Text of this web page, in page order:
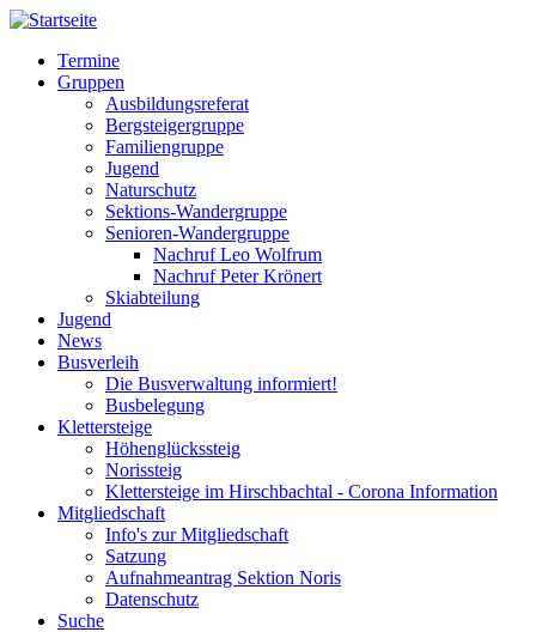
Direkt
Inhalt
Hauptnavigation
Termine
Gruppen
Ausbildungsreferat
Bergsteigergruppe
Familiengruppe
Jugend
Naturschutz
Sektions-Wandergruppe
Senioren-Wandergruppe
Nachruf Leo Wolfrum
Nachruf Peter Krönert
Skiabteilung
Jugend
News
Busverleih
Die Busverwaltung informiert!
Busbelegung
Klettersteige
Höhenglückssteig
Norissteig
Klettersteige im Hirschbachtal - Corona Information
Mitgliedschaft
Info's zur Mitgliedschaft
Satzung
Aufnahmeantrag Sektion Noris
Datenschutz
Suche